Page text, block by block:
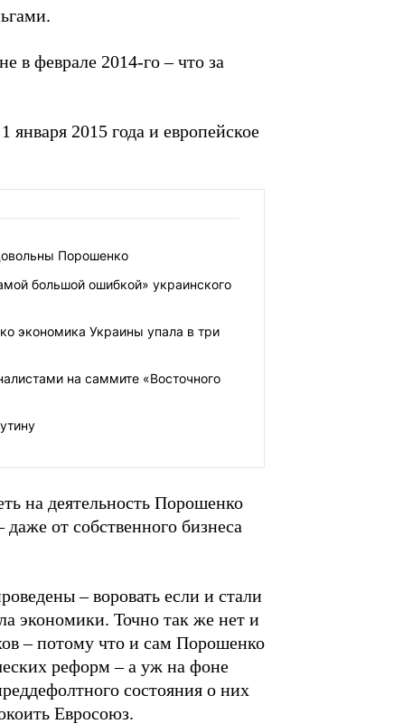
в феврале 2014-го – что за
2015 года и европейское
Порошенко
большой ошибкой» украинского
экономика Украины упала в три
на саммите «Восточного
на деятельность Порошенко
от собственного бизнеса
– воровать если и стали
экономики. Точно так же нет и
– потому что и сам Порошенко
реформ – а уж на фоне
состояния о них
Евросоюз.